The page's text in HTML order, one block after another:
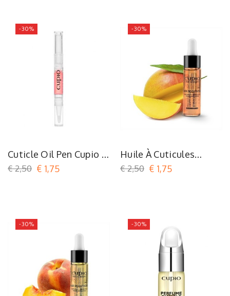
-30%
Cuticle Oil Pen Cupio -
Watermelon
€ 2,50 € 1,75
-30%
Huile À Cuticules
Mangue
€ 2,50 € 1,75
-30% -30%